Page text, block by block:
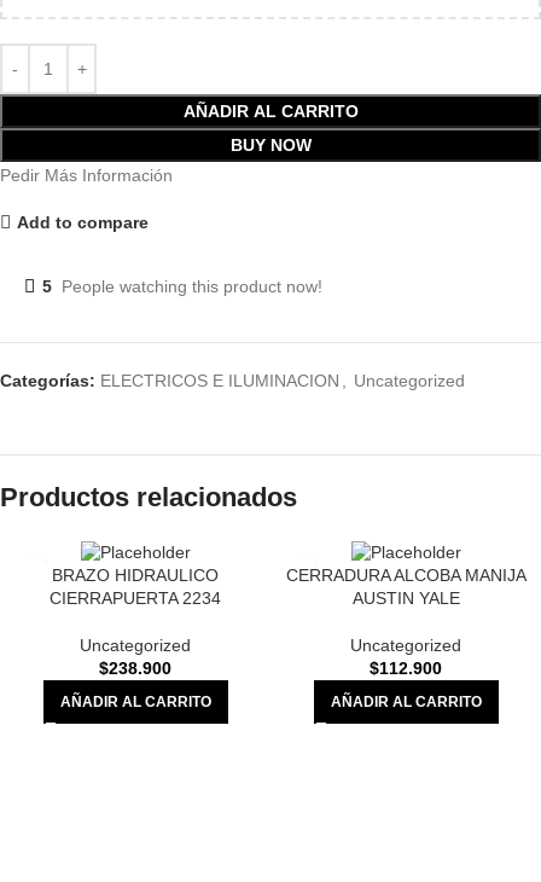
AÑADIR AL CARRITO
BUY NOW
Pedir Más Información
Add to compare
5 People watching this product now!
Categorías: ELECTRICOS E ILUMINACION , Uncategorized
Productos relacionados
BRAZO HIDRAULICO
CIERRAPUERTA 2234
Uncategorized
$238.900
AÑADIR AL CARRITO
CERRADURA ALCOBA MANIJA
AUSTIN YALE
Uncategorized
$112.900
AÑADIR AL CARRITO